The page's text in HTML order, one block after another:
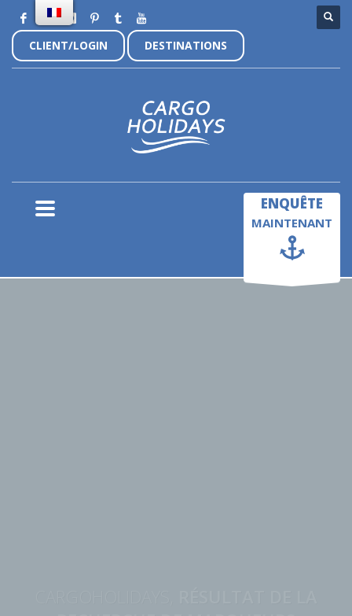
CLIENT/LOGIN DESTINATIONS
ENQUÊTE
MAINTENANT